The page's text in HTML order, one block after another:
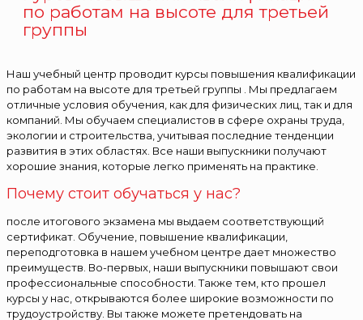
по работам на высоте для третьей
группы
Наш учебный центр проводит курсы повышения квалификации
по работам на высоте для третьей группы . Мы предлагаем
отличные условия обучения, как для физических лиц, так и для
компаний. Мы обучаем специалистов в сфере охраны труда,
экологии и строительства, учитывая последние тенденции
развития в этих областях. Все наши выпускники получают
хорошие знания, которые легко применять на практике.
Почему стоит обучаться у нас?
после итогового экзамена мы выдаем соответствующий
сертификат. Обучение, повышение квалификации,
переподготовка в нашем учебном центре дает множество
преимуществ. Во-первых, наши выпускники повышают свои
профессиональные способности. Также тем, кто прошел
курсы у нас, открываются более широкие возможности по
трудоустройству. Вы также можете претендовать на